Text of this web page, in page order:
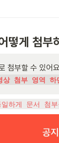
떻게 첨부
상 첨부 영역 하
일하게 문서 첨